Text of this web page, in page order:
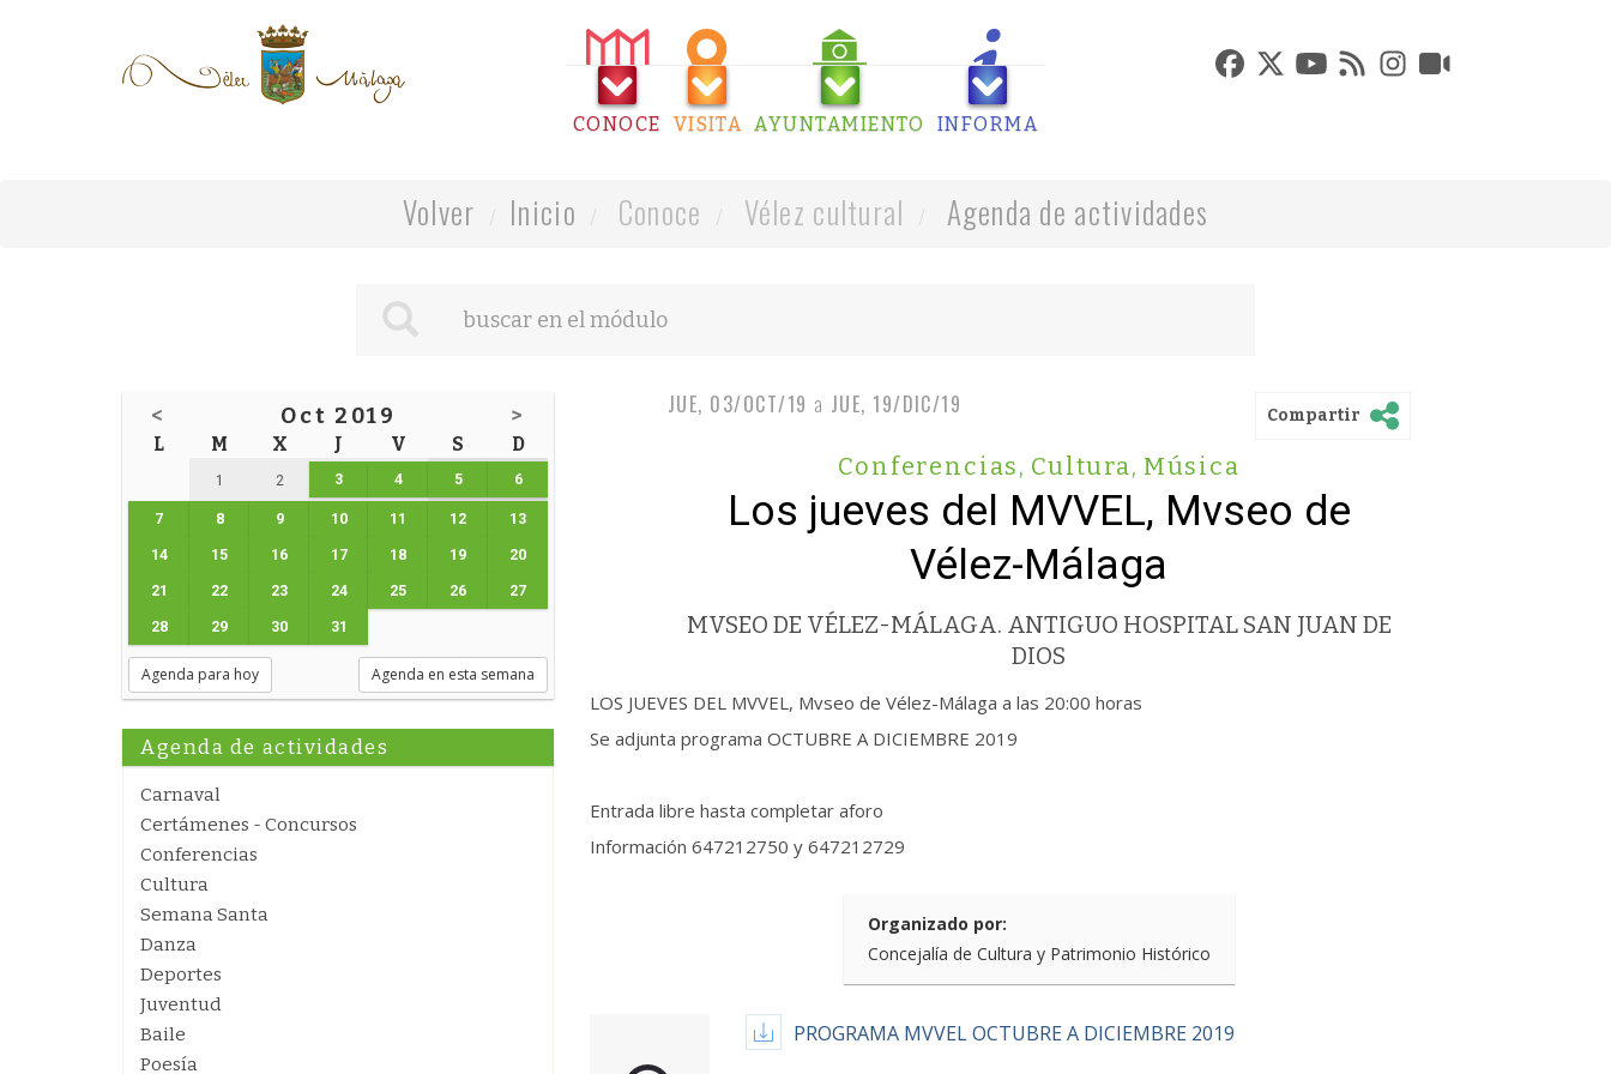
CONOCE VISITA AYUNTAMIENTO INFORMA
Volver Inicio Conoce Vélez cultural Agenda de actividades
< Oct 2019 >
L M X J V S D
1 2 3 4 5 6
7 8 9 10 11 12 13
14 15 16 17 18 19 20
21 22 23 24 25 26 27
28 29 30 31
Agenda para hoy Agenda en esta semana
Agenda de actividades
Carnaval
Certámenes - Concursos
Conferencias
Cultura
Semana Santa
Danza
Deportes
Juventud
Baile
Poesía
JUE, 03/OCT/19 a JUE, 19/DIC/19 Compartir
Conferencias, Cultura, Música
Los jueves del MVVEL, Mvseo de
Vélez-Málaga
MVSEO DE VÉLEZ-MÁLAGA. ANTIGUO HOSPITAL SAN JUAN DE
DIOS
LOS JUEVES DEL MVVEL, Mvseo de Vélez-Málaga a las 20:00 horas
Se adjunta programa OCTUBRE A DICIEMBRE 2019
Entrada libre hasta completar aforo
Información 647212750 y 647212729
Organizado por:
Concejalía de Cultura y Patrimonio Histórico
PROGRAMA MVVEL OCTUBRE A DICIEMBRE 2019